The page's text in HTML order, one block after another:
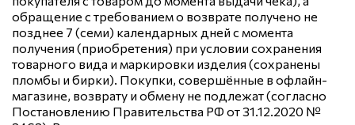
обращение с требованием о возврате получено не
позднее 7 (семи) календарных дней с момента
получения (приобретения) при условии сохранения
товарного вида и маркировки изделия (сохранены
пломбы и бирки). Покупки, совершённые в офлайн-
магазине, возврату и обмену не подлежат (согласно
Постановлению Правительства РФ от 31.12.2020 №